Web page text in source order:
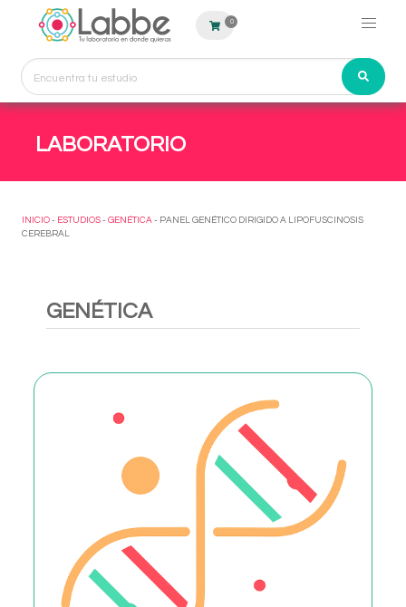
0
LABORATORIO
INICIO - ESTUDIOS - GENÉTICA - PANEL GENÉTICO DIRIGIDO A LIPOFUSCINOSIS
CEREBRAL
GENÉTICA